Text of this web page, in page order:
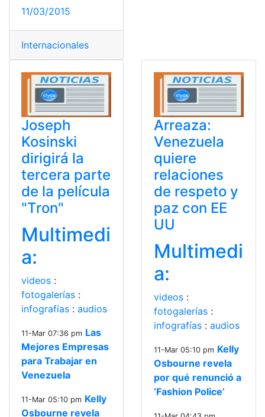
11/03/2015
Internacionales
Joseph
Kosinski
dirigirá la
tercera parte
de la película
"Tron"
Multimedi
a:
videos :
fotogalerías :
infografías : audios
11-Mar 07:36 pm Las
Mejores Empresas
para Trabajar en
Venezuela
11-Mar 05:10 pm Kelly
Osbourne revela
Arreaza:
Venezuela
quiere
relaciones
de respeto y
paz con EE
UU
Multimedi
a:
videos :
fotogalerías :
infografías : audios
11-Mar 05:10 pm Kelly
Osbourne revela
por qué renunció a
‘Fashion Police’